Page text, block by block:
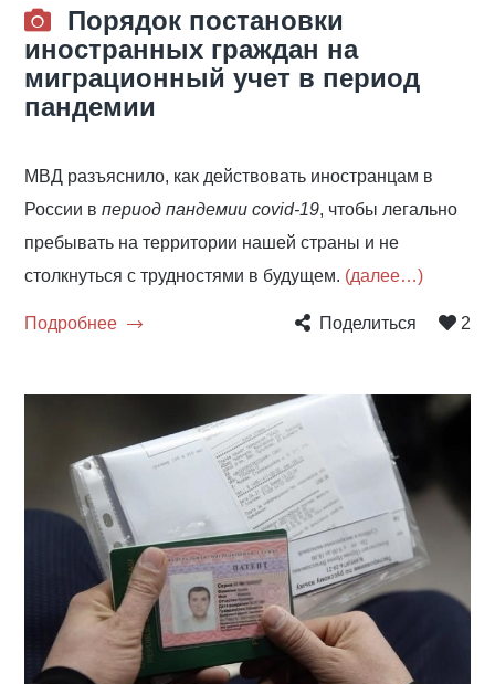
Порядок постановки
иностранных граждан на
миграционный учет в период
пандемии
МВД разъяснило, как действовать иностранцам в
России впериод пандемии covid-19, чтобы легально
пребывать на территории нашей страны и не
столкнуться с трудностями в будущем. (далее…)
Подробнее Поделиться 2